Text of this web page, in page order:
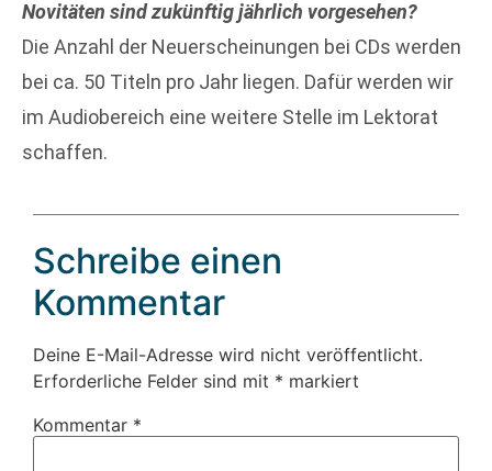
Novitäten sind zukünftig jährlich vorgesehen?
Die Anzahl der Neuerscheinungen bei CDs werden
bei ca. 50 Titeln pro Jahr liegen. Dafür werden wir
im Audiobereich eine weitere Stelle im Lektorat
schaffen.
Schreibe einen
Kommentar
Deine E-Mail-Adresse wird nicht veröffentlicht.
Erforderliche Felder sind mit * markiert
Kommentar *